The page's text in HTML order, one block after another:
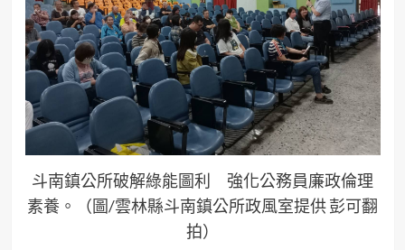
斗南鎮公所破解綠能圖利 強化公務員廉政倫理
素養。（圖/雲林縣斗南鎮公所政風室提供 彭可翻
拍）